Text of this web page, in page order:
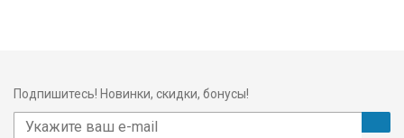
Подпишитесь! Новинки, скидки, бонусы!